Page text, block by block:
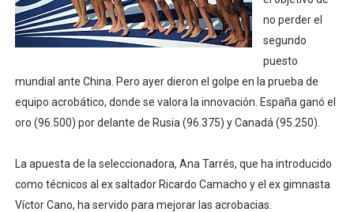
Mundial de piragüismo slalom 2026 (Oklahoma City,
Tour de Francia masculino 2026 - Tadej Pogacar
Mundial de Fórmula 1 2026 - Lando Norris consigue
Copa del Mundo femenina 2026 - Estados Unidos
Campeonato de Europa de saltos 2026 (París,
no perder el
segundo
puesto
mundial ante China. Pero ayer dieron el golpe en la prueba de
equipo acrobático, donde se valora la innovación. España ganó el
oro (96.500) por delante de Rusia (96.375) y Canadá (95.250).
La apuesta de la seleccionadora, Ana Tarrés, que ha introducido
como técnicos al ex saltador Ricardo Camacho y el ex gimnasta
Víctor Cano, ha servido para mejorar las acrobacias.